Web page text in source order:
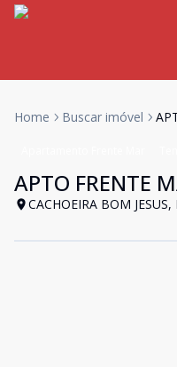
Home Buscar imóvel
APTO FRENTE
CACHOEIRA BOM